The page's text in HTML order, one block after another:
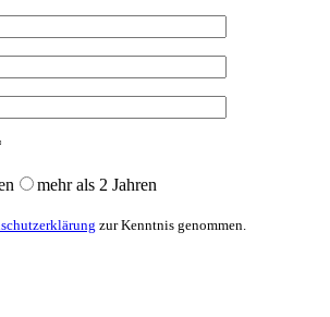
mehr als 2 Jahren
zur Kenntnis genommen.